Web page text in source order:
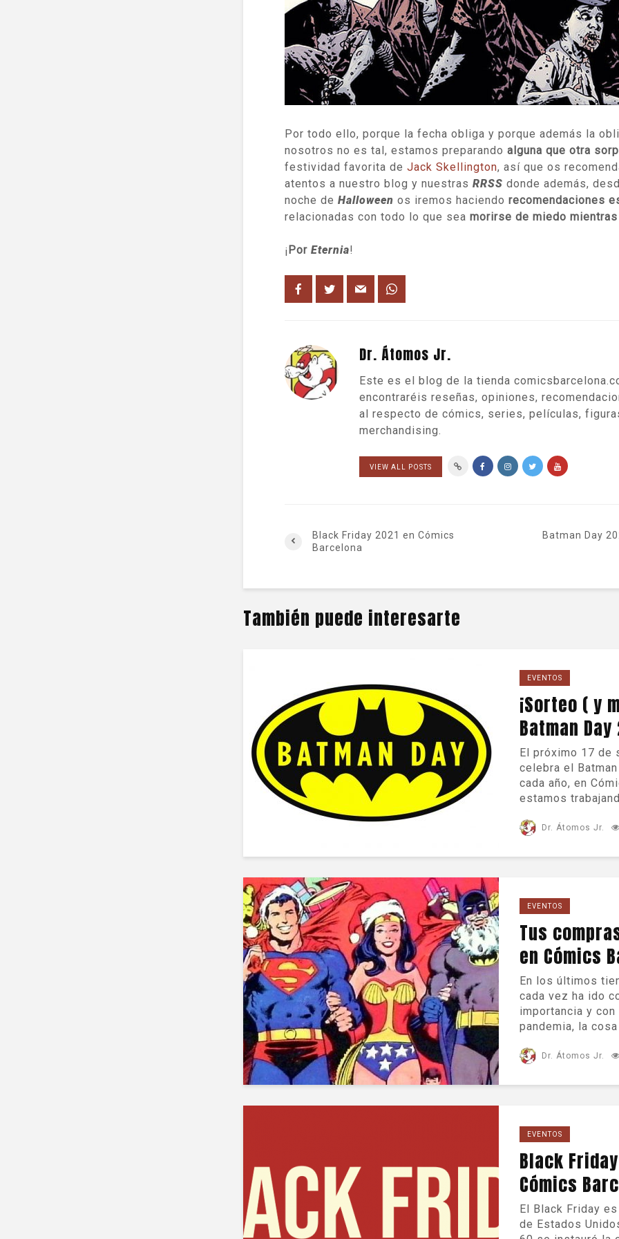
Por todo ello, porque la fecha obliga y porque además la
nosotros no es tal, estamos preparando alguna que otra
festividad favorita de Jack Skellington, así que os
atentos a nuestro blog y nuestras RRSS donde además,
noche de Halloween os iremos haciendo recomendaciones
relacionadas con todo lo que sea morirse de miedo
¡ Por Eternia!
Dr. Átomos Jr.
Este es el blog de la tienda
encontraréis reseñas, opiniones,
al respecto de cómics, series, películas,
merchandising.
VIEW ALL POSTS
Black Friday 2021 en Cómics
Barcelona
Batman Day
También puede interesarte
EVENTOS
¡Sorteo ( y
Batman
El próximo 17 de
celebra el
cada año, en
estamos
Dr. Átomos Jr.
EVENTOS
Tus
en Cómics
En los últimos
cada vez ha ido
importancia y
pandemia, la
Dr. Átomos Jr.
EVENTOS
Black
Cómics
El Black Friday
de Estados